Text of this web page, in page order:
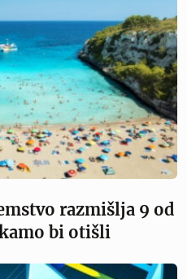
razmišlja 9 od
bi otišli